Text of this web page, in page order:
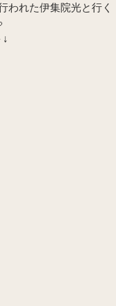
われた伊集院光と行